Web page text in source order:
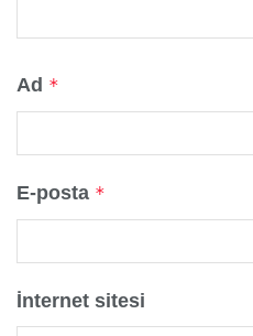
Ad *
E-posta *
İnternet sitesi